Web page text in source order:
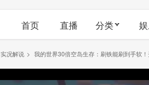
首页 直播 分类
实况解说 > 我的世界30倍空岛生存：刷铁能刷到手软